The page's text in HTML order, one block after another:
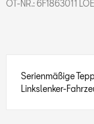
OT-NR.:6F1863011 LOE
Serienmäßige
Linkslenker-